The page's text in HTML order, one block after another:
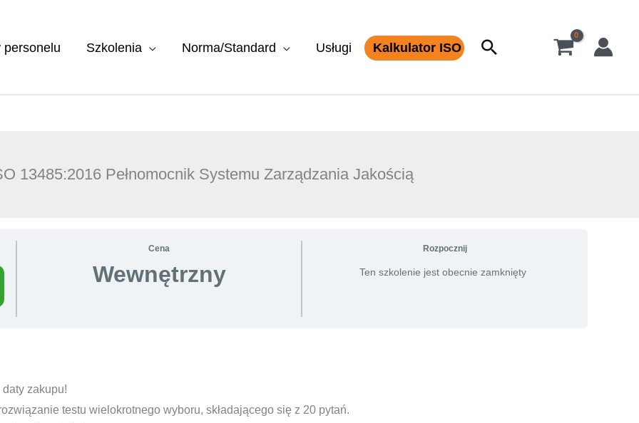
personelu Szkolenia Norma/Standard Usługi Kalkulator ISO Szukaj
13485:2016 Pełnomocnik Systemu Zarządzania Jakością
Cena
Wewnętrzny
Rozpocznij
Ten szkolenie jest obecnie zamknięty
zakupu!
testu wielokrotnego wyboru, składającego się z 20 pytań.